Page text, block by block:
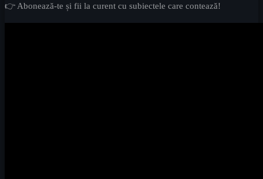
👉 Abonează-te și fii la curent cu subiectele care contează!